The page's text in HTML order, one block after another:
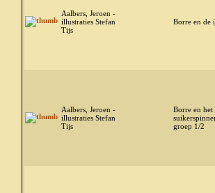
Aalbers, Jeroen -
illustraties Stefan
Tijs
Borre en de
Aalbers, Jeroen -
illustraties Stefan
Tijs
Borre en het
groep 1/2